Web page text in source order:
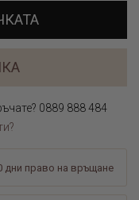
0889 888 484
дни право на връщане